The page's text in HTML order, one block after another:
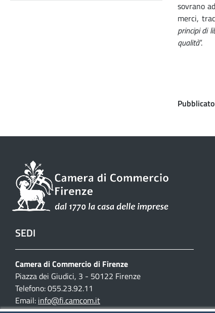
sovrano
merci,
principi di
qualità”.
SEDI
Camera di Commercio di Firenze
Piazza dei Giudici, 3 - 50122 Firenze
Telefono: 055.23.92.11
Email: info@fi.camcom.it